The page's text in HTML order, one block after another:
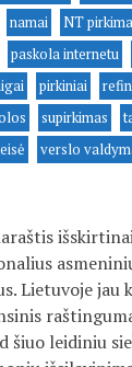
namai NT
paskola internetu
pirkiniai
supirkimas
verslo
Lietuvoje jau
šiuo leidiniu